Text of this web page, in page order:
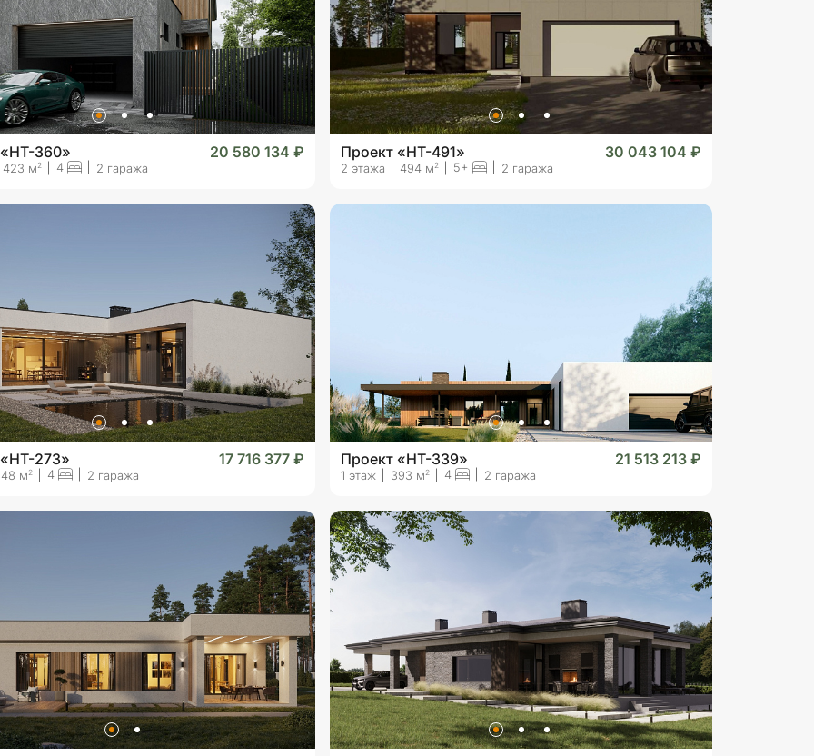
360» 20 580 134 ₽
423 м2 4 2 гаража
Проект «HT-491» 30 043 104 ₽
2 этажа 494 м2 5+ 2 гаража
273» 17 716 377 ₽
м2 4 2 гаража
Проект «HT-339» 21 513 213 ₽
1 этаж 393 м2 4 2 гаража